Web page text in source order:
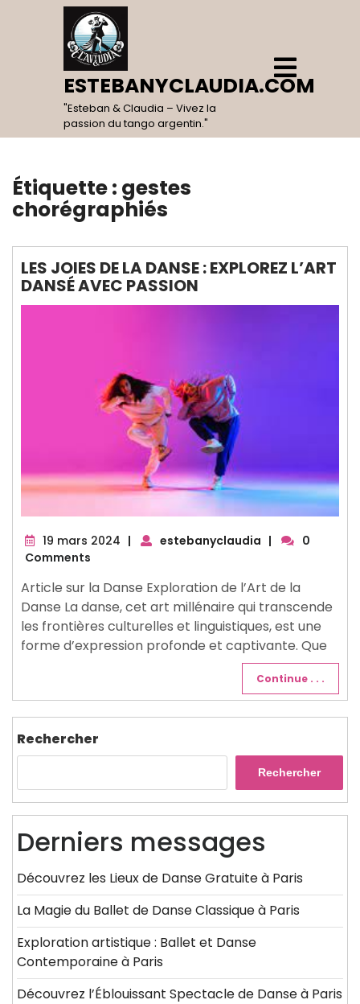
ESTEBANYCLAUDIA.COM
"Esteban & Claudia – Vivez la
passion du tango argentin."
Open
Menu
Étiquette : gestes
chorégraphiés
LES JOIES DE LA DANSE : EXPLOREZ L’ART
DANSÉ AVEC PASSION
19 mars 2024 19| estebanyclaudia |
0
Comments
Article sur la Danse Exploration de l’Art de la
Danse La danse, cet art millénaire qui transcende
les frontières culturelles et linguistiques, est une
forme d’expression profonde et captivante. Que
Continue . . .
Rechercher
Rechercher
Derniers messages
Découvrez les Lieux de Danse Gratuite à Paris
La Magie du Ballet de Danse Classique à Paris
Exploration artistique : Ballet et Danse
Contemporaine à Paris
Découvrez l’Éblouissant Spectacle de Danse à Paris